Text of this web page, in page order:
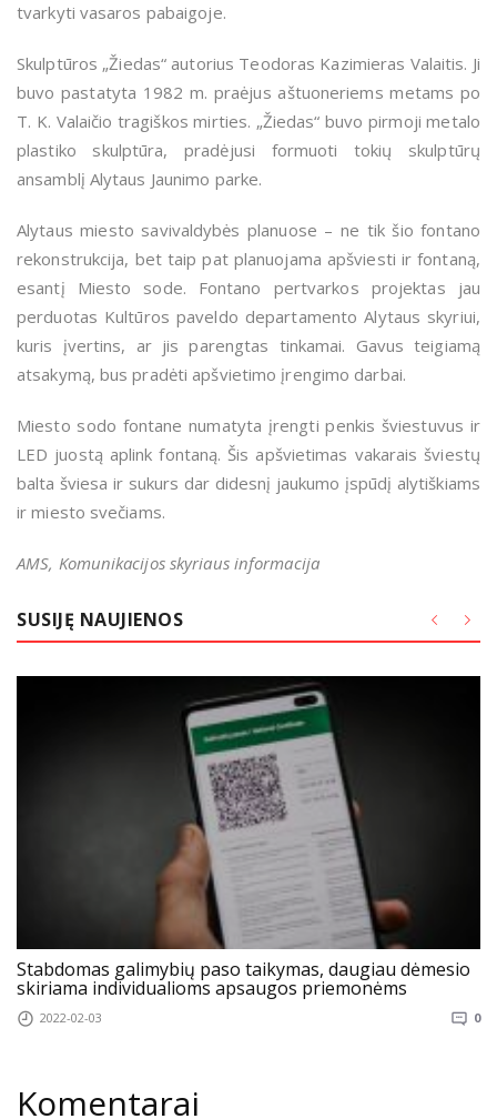
tvarkyti vasaros pabaigoje.
Skulptūros „Žiedas“ autorius Teodoras Kazimieras Valaitis. Ji
buvo pastatyta 1982 m. praėjus aštuoneriems metams po
T. K. Valaičio tragiškos mirties. „Žiedas“ buvo pirmoji metalo
plastiko skulptūra, pradėjusi formuoti tokių skulptūrų
ansamblį Alytaus Jaunimo parke.
Alytaus miesto savivaldybės planuose – ne tik šio fontano
rekonstrukcija, bet taip pat planuojama apšviesti ir fontaną,
esantį Miesto sode. Fontano pertvarkos projektas jau
perduotas Kultūros paveldo departamento Alytaus skyriui,
kuris įvertins, ar jis parengtas tinkamai. Gavus teigiamą
atsakymą, bus pradėti apšvietimo įrengimo darbai.
Miesto sodo fontane numatyta įrengti penkis šviestuvus ir
LED juostą aplink fontaną. Šis apšvietimas vakarais šviestų
balta šviesa ir sukurs dar didesnį jaukumo įspūdį alytiškiams
ir miesto svečiams.
AMS, Komunikacijos skyriaus informacija
SUSIJĘ NAUJIENOS
Stabdomas galimybių paso taikymas, daugiau dėmesio
skiriama individualioms apsaugos priemonėms
2022-02-03 0
Komentarai